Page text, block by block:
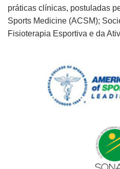
práticas clínicas, postuladas
Sports Medicine (ACSM);
Fisioterapia Esportiva e da